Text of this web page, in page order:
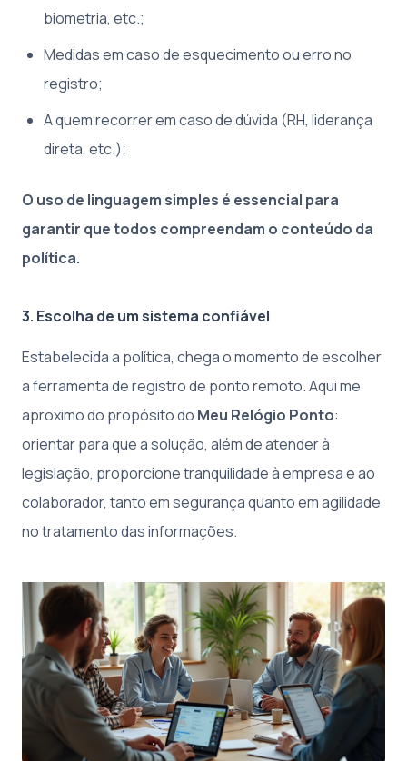
biometria, etc.;
Medidas em caso de esquecimento ou erro no
registro;
A quem recorrer em caso de dúvida (RH, liderança
direta, etc.);
O uso de linguagem simples é essencial para
garantir que todos compreendam o conteúdo da
política.
3. Escolha de um sistema confiável
Estabelecida a política, chega o momento de escolher
a ferramenta de registro de ponto remoto. Aqui me
aproximo do propósito do Meu Relógio Ponto:
orientar para que a solução, além de atender à
legislação, proporcione tranquilidade à empresa e ao
colaborador, tanto em segurança quanto em agilidade
no tratamento das informações.